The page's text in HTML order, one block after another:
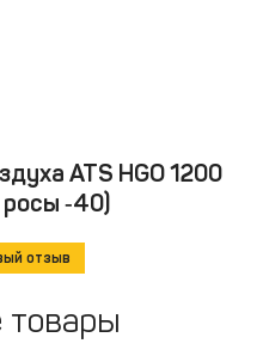
ATS HGO 1200
‑40)
отзыв